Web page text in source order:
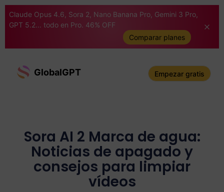
Claude Opus 4.6, Sora 2, Nano Banana Pro, Gemini 3 Pro,
GPT 5.2... todo en Pro. 46% OFF
Comparar planes
GlobalGPT Empezar gratis
Sora AI 2 Marca de agua:
Noticias de apagado y
consejos para limpiar
vídeos